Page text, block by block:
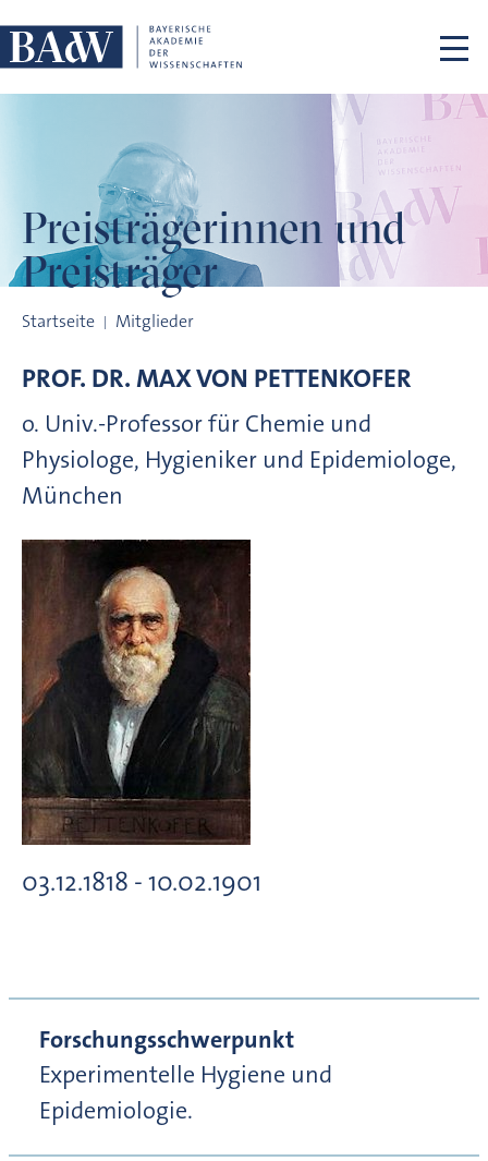
Preisträgerinnen und
Preisträger
Startseite Mitglieder
PROF. DR.MAX VON PETTENKOFER
o. Univ.-Professor für Chemie und
Physiologe, Hygieniker und Epidemiologe,
München
03.12.1818 - 10.02.1901
Forschungsschwerpunkt
Experimentelle Hygiene und
Epidemiologie.